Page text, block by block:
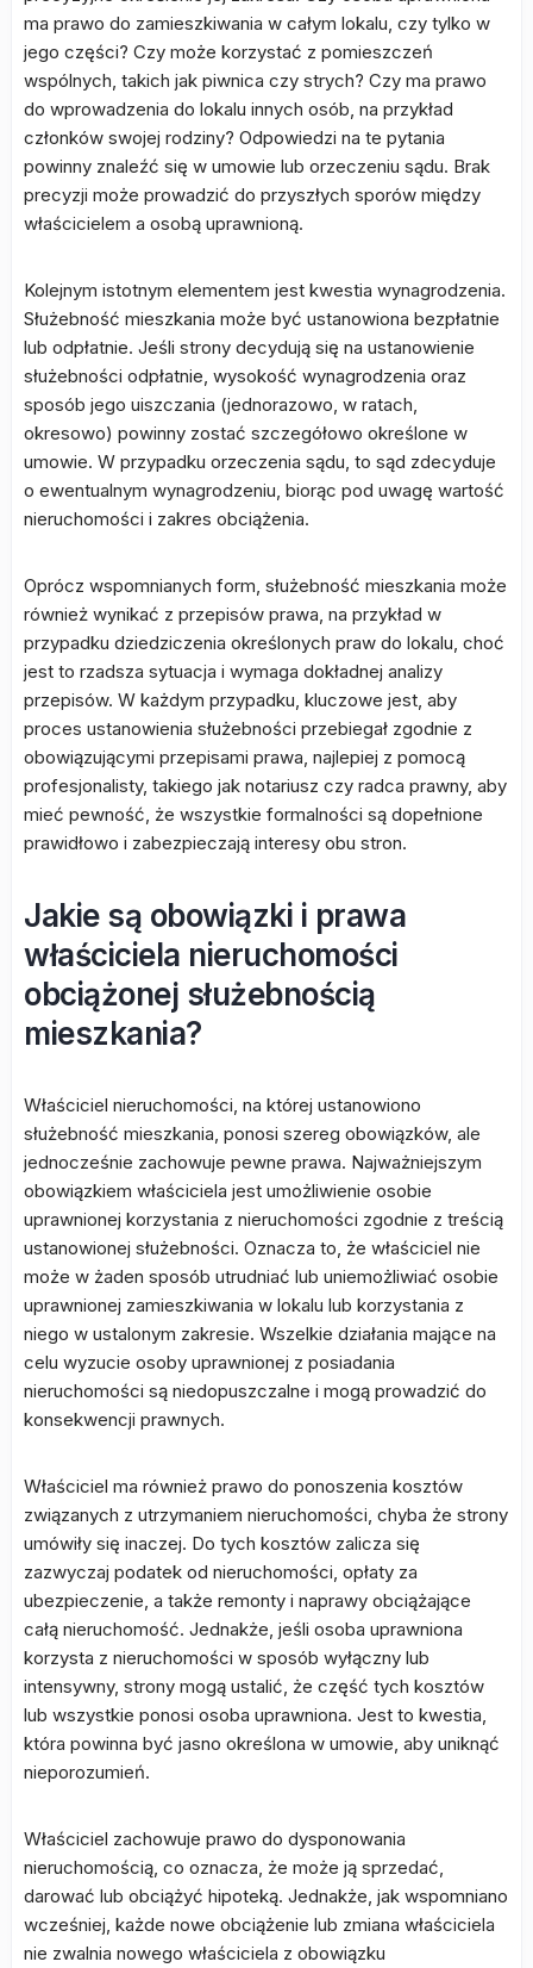
ma prawo do zamieszkiwania w całym lokalu, czy tylko w
jego części? Czy może korzystać z pomieszczeń
wspólnych, takich jak piwnica czy strych? Czy ma prawo
do wprowadzenia do lokalu innych osób, na przykład
członków swojej rodziny? Odpowiedzi na te pytania
powinny znaleźć się w umowie lub orzeczeniu sądu. Brak
precyzji może prowadzić do przyszłych sporów między
właścicielem a osobą uprawnioną.
Kolejnym istotnym elementem jest kwestia wynagrodzenia.
Służebność mieszkania może być ustanowiona bezpłatnie
lub odpłatnie. Jeśli strony decydują się na ustanowienie
służebności odpłatnie, wysokość wynagrodzenia oraz
sposób jego uiszczania (jednorazowo, w ratach,
okresowo) powinny zostać szczegółowo określone w
umowie. W przypadku orzeczenia sądu, to sąd zdecyduje
o ewentualnym wynagrodzeniu, biorąc pod uwagę wartość
nieruchomości i zakres obciążenia.
Oprócz wspomnianych form, służebność mieszkania może
również wynikać z przepisów prawa, na przykład w
przypadku dziedziczenia określonych praw do lokalu, choć
jest to rzadsza sytuacja i wymaga dokładnej analizy
przepisów. W każdym przypadku, kluczowe jest, aby
proces ustanowienia służebności przebiegał zgodnie z
obowiązującymi przepisami prawa, najlepiej z pomocą
profesjonalisty, takiego jak notariusz czy radca prawny, aby
mieć pewność, że wszystkie formalności są dopełnione
prawidłowo i zabezpieczają interesy obu stron.
Jakie są obowiązki i prawa
właściciela nieruchomości
obciążonej służebnością
mieszkania?
Właściciel nieruchomości, na której ustanowiono
służebność mieszkania, ponosi szereg obowiązków, ale
jednocześnie zachowuje pewne prawa. Najważniejszym
obowiązkiem właściciela jest umożliwienie osobie
uprawnionej korzystania z nieruchomości zgodnie z treścią
ustanowionej służebności. Oznacza to, że właściciel nie
może w żaden sposób utrudniać lub uniemożliwiać osobie
uprawnionej zamieszkiwania w lokalu lub korzystania z
niego w ustalonym zakresie. Wszelkie działania mające na
celu wyzucie osoby uprawnionej z posiadania
nieruchomości są niedopuszczalne i mogą prowadzić do
konsekwencji prawnych.
Właściciel ma również prawo do ponoszenia kosztów
związanych z utrzymaniem nieruchomości, chyba że strony
umówiły się inaczej. Do tych kosztów zalicza się
zazwyczaj podatek od nieruchomości, opłaty za
ubezpieczenie, a także remonty i naprawy obciążające
całą nieruchomość. Jednakże, jeśli osoba uprawniona
korzysta z nieruchomości w sposób wyłączny lub
intensywny, strony mogą ustalić, że część tych kosztów
lub wszystkie ponosi osoba uprawniona. Jest to kwestia,
która powinna być jasno określona w umowie, aby uniknąć
nieporozumień.
Właściciel zachowuje prawo do dysponowania
nieruchomością, co oznacza, że może ją sprzedać,
darować lub obciążyć hipoteką. Jednakże, jak wspomniano
wcześniej, każde nowe obciążenie lub zmiana właściciela
nie zwalnia nowego właściciela z obowiązku